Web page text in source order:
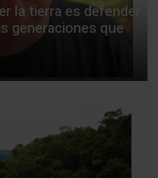
la tierra es defender
generaciones que